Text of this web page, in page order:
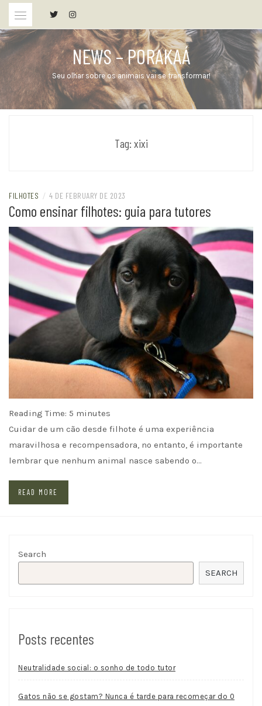
Skip
content
NEWS – PORAKAÁ
Seu olhar sobre os animais vai se transformar!
Tag: xixi
FILHOTES / 4 DE FEBRUARY DE 2023
Como ensinar filhotes: guia para tutores
Reading Time: 5 minutes
Cuidar de um cão desde filhote é uma experiência
maravilhosa e recompensadora, no entanto, é importante
lembrar que nenhum animal nasce sabendo o…
READ MORE
Search
SEARCH
Posts recentes
Neutralidade social: o sonho de todo tutor
Gatos não se gostam? Nunca é tarde para recomeçar do 0